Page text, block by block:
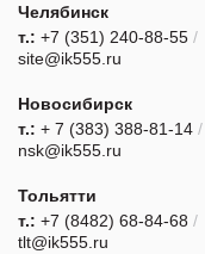
Челябинск
т.: +7 (351) 240-88-55 /
site@ik555.ru
Новосибирск
т.: + 7 (383) 388-81-14 /
nsk@ik555.ru
Тольятти
т.: +7 (8482) 68-84-68 /
tlt@ik555.ru